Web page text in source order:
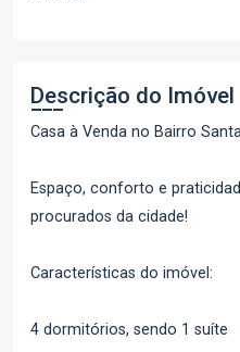
Descrição do Imóvel
Casa à Venda no Bairro
Espaço, conforto e
procurados da cidade!
Características do imóvel:
4 dormitórios, sendo 1 suíte